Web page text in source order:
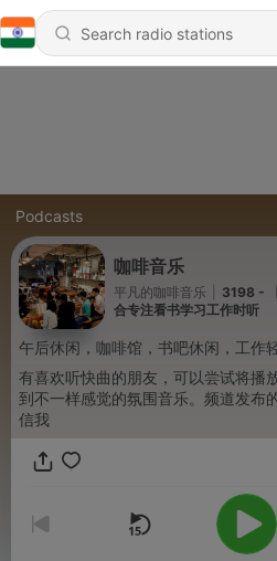
Podcasts
咖啡音乐
平凡的咖啡音乐
3198 -
合专注看书学习工作时听
午后休闲，咖啡馆，书吧休闲，工作
有喜欢听快曲的朋友，可以尝试将播
到不一样感觉的氛围音乐。频道发布
信我